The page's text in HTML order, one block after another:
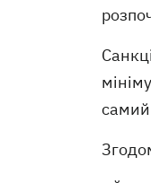
самий